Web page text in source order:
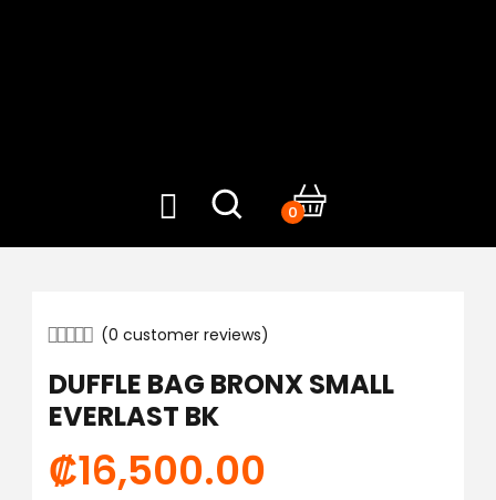
0
(0 customer reviews)
DUFFLE BAG BRONX SMALL
EVERLAST BK
₡16,500.00